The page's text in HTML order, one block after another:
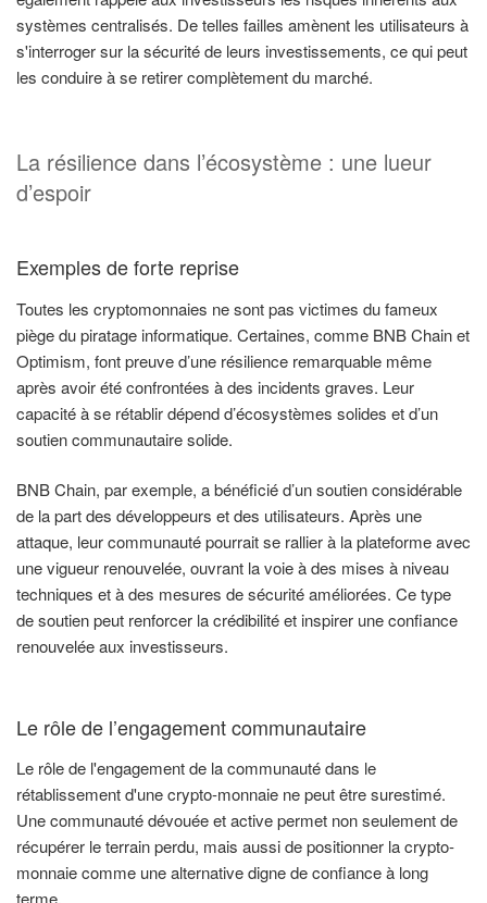
systèmes centralisés. De telles failles amènent les utilisateurs à
s'interroger sur la sécurité de leurs investissements, ce qui peut
les conduire à se retirer complètement du marché.
La résilience dans l’écosystème : une lueur
d’espoir
Exemples de forte reprise
Toutes les cryptomonnaies ne sont pas victimes du fameux
piège du piratage informatique. Certaines, comme BNB Chain et
Optimism, font preuve d’une résilience remarquable même
après avoir été confrontées à des incidents graves. Leur
capacité à se rétablir dépend d’écosystèmes solides et d’un
soutien communautaire solide.
BNB Chain, par exemple, a bénéficié d’un soutien considérable
de la part des développeurs et des utilisateurs. Après une
attaque, leur communauté pourrait se rallier à la plateforme avec
une vigueur renouvelée, ouvrant la voie à des mises à niveau
techniques et à des mesures de sécurité améliorées. Ce type
de soutien peut renforcer la crédibilité et inspirer une confiance
renouvelée aux investisseurs.
Le rôle de l’engagement communautaire
Le rôle de l'engagement de la communauté dans le
rétablissement d'une crypto-monnaie ne peut être surestimé.
Une communauté dévouée et active permet non seulement de
récupérer le terrain perdu, mais aussi de positionner la crypto-
monnaie comme une alternative digne de confiance à long